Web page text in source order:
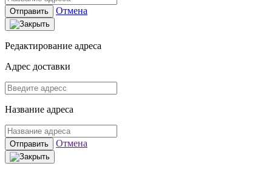
Отправить Отмена
Редактирование адреса
Адрес доставки
Название адреса
Отправить Отмена